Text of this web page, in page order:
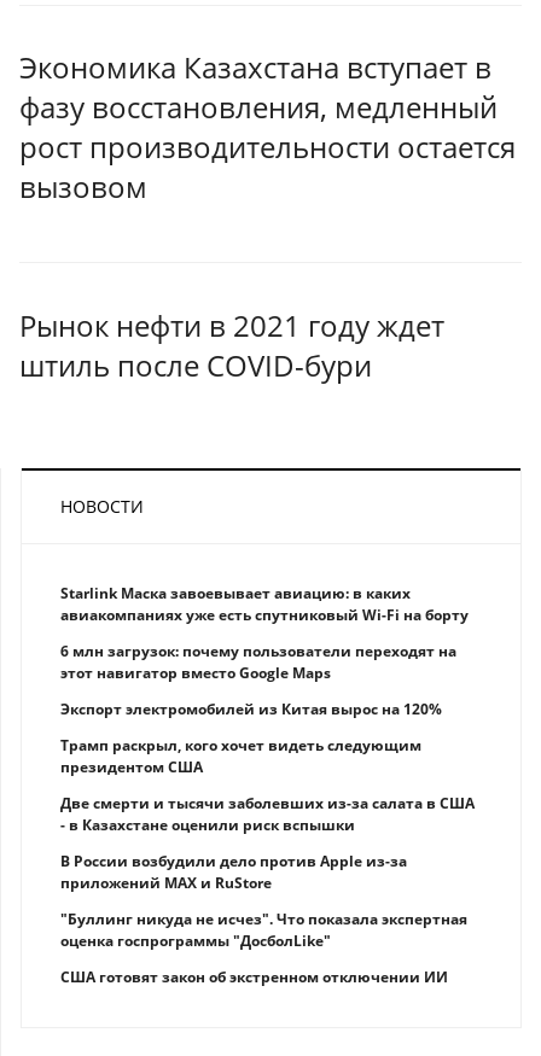
Экономика Казахстана вступает в
фазу восстановления, медленный
рост производительности остается
вызовом
Рынок нефти в 2021 году ждет
штиль после COVID-бури
НОВОСТИ
Starlink Маска завоевывает авиацию: в каких
авиакомпаниях уже есть спутниковый Wi-Fi на борту
6 млн загрузок: почему пользователи переходят на
этот навигатор вместо Google Maps
Экспорт электромобилей из Китая вырос на 120%
Трамп раскрыл, кого хочет видеть следующим
президентом США
Две смерти и тысячи заболевших из-за салата в США
- в Казахстане оценили риск вспышки
В России возбудили дело против Apple из-за
приложений MAX и RuStore
"Буллинг никуда не исчез". Что показала экспертная
оценка госпрограммы "ДосболLike"
США готовят закон об экстренном отключении ИИ